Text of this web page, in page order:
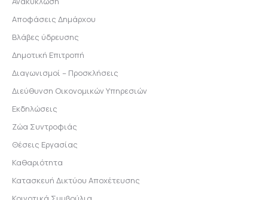
Αποφάσεις Δημάρχου
Βλάβες ύδρευσης
Δημοτική Επιτροπή
Διαγωνισμοί – Προσκλήσεις
Διεύθυνση Οικονομικών Υπηρεσιών
Εκδηλώσεις
Ζώα Συντροφιάς
Θέσεις Εργασίας
Καθαριότητα
Κατασκευή Δικτύου Αποχέτευσης